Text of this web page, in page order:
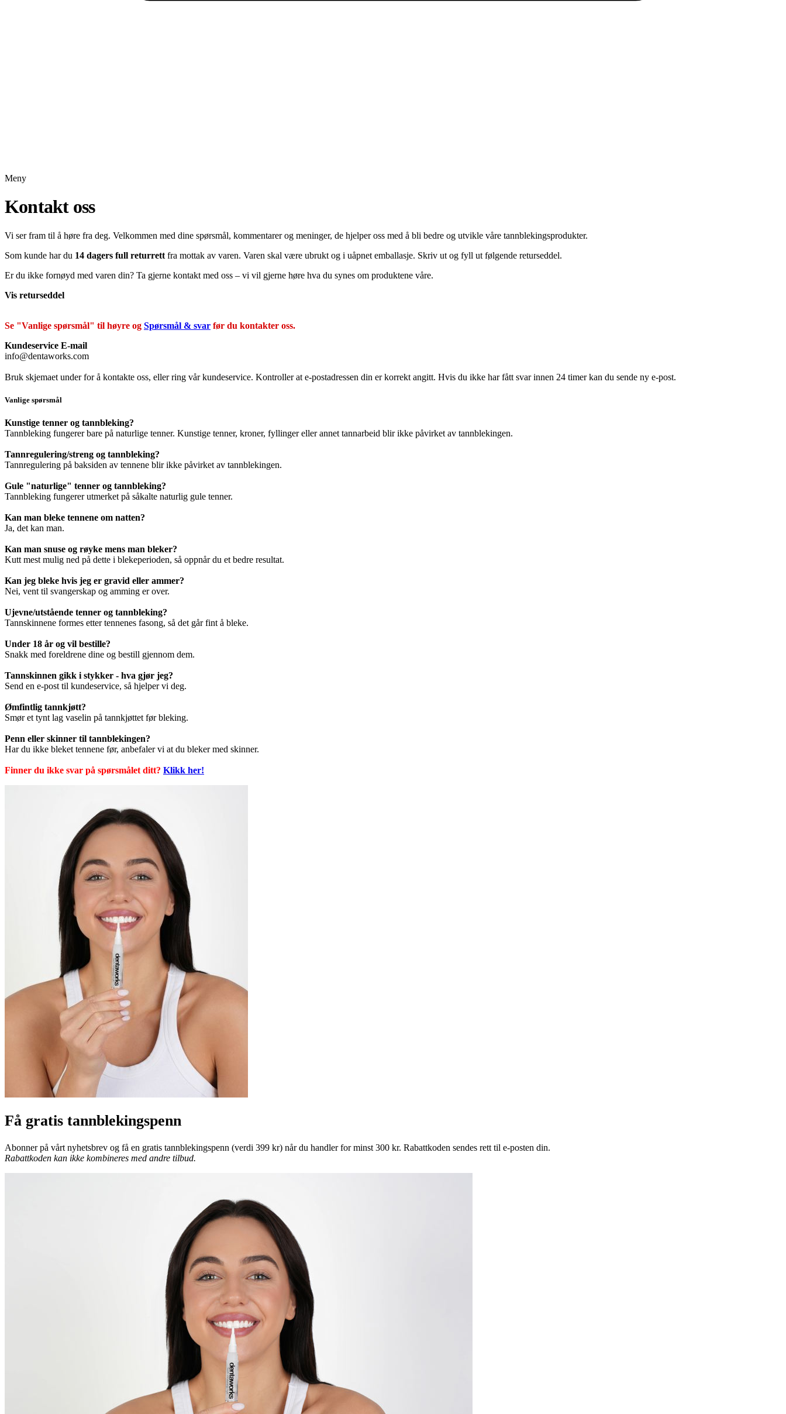
Meny
Kontakt oss
Vi ser fram til å høre fra deg. Velkommen med dine spørsmål, kommentarer og meninger, de hjelper oss med å bli bedre og utvikle våre tannblekingsprodukter.
Som kunde har du 14 dagers full returrett fra mottak av varen. Varen skal være ubrukt og i uåpnet emballasje. Skriv ut og fyll ut følgende returseddel.
Er du ikke fornøyd med varen din? Ta gjerne kontakt med oss – vi vil gjerne høre hva du synes om produktene våre.
Vis returseddel
Se "Vanlige spørsmål" til høyre og Spørsmål & svar før du kontakter oss.
Kundeservice E-mail
info@dentaworks.com
Bruk skjemaet under for å kontakte oss, eller ring vår kundeservice. Kontroller at e-postadressen din er korrekt angitt. Hvis du ikke har fått svar innen 24 timer kan du sende ny e-post.
Vanlige spørsmål
Kunstige tenner og tannbleking?
Tannbleking fungerer bare på naturlige tenner. Kunstige tenner, kroner, fyllinger eller annet tannarbeid blir ikke påvirket av tannblekingen.
Tannregulering/streng og tannbleking?
Tannregulering på baksiden av tennene blir ikke påvirket av tannblekingen.
Gule "naturlige" tenner og tannbleking?
Tannbleking fungerer utmerket på såkalte naturlig gule tenner.
Kan man bleke tennene om natten?
Ja, det kan man.
Kan man snuse og røyke mens man bleker?
Kutt mest mulig ned på dette i blekeperioden, så oppnår du et bedre resultat.
Kan jeg bleke hvis jeg er gravid eller ammer?
Nei, vent til svangerskap og amming er over.
Ujevne/utstående tenner og tannbleking?
Tannskinnene formes etter tennenes fasong, så det går fint å bleke.
Under 18 år og vil bestille?
Snakk med foreldrene dine og bestill gjennom dem.
Tannskinnen gikk i stykker - hva gjør jeg?
Send en e-post til kundeservice, så hjelper vi deg.
Ømfintlig tannkjøtt?
Smør et tynt lag vaselin på tannkjøttet før bleking.
Penn eller skinner til tannblekingen?
Har du ikke bleket tennene før, anbefaler vi at du bleker med skinner.
Finner du ikke svar på spørsmålet ditt? Klikk her!
Få gratis tannblekingspenn
Abonner på vårt nyhetsbrev og få en gratis tannblekingspenn (verdi 399 kr) når du handler for minst 300 kr. Rabattkoden sendes rett til e-posten din.
Rabattkoden kan ikke kombineres med andre tilbud.